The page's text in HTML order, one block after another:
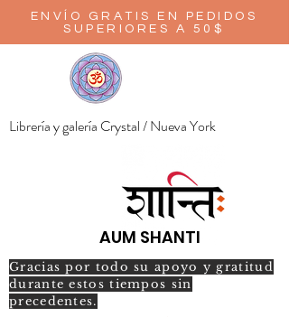
ENVÍO GRATIS EN PEDIDOS
SUPERIORES A 50$
Librería y galería Crystal / Nueva York
AUM SHANTI
Gracias por todo su apoyo y gratitud
durante estos tiempos sin
precedentes.